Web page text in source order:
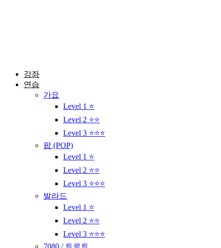
강좌
연습
가요
Level 1 ⭐
Level 2 ⭐⭐
Level 3 ⭐⭐⭐
팝 (POP)
Level 1 ⭐
Level 2 ⭐⭐
Level 3 ⭐⭐⭐
발라드
Level 1 ⭐
Level 2 ⭐⭐
Level 3 ⭐⭐⭐
7080 / 트로트